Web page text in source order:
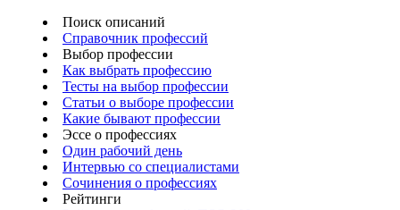
Поиск описаний
Справочник профессий
Выбор профессии
Как выбрать профессию
Тесты на выбор профессии
Статьи о выборе профессии
Какие бывают профессии
Эссе о профессиях
Один рабочий день
Интервью со специалистами
Сочинения о профессиях
Рейтинги